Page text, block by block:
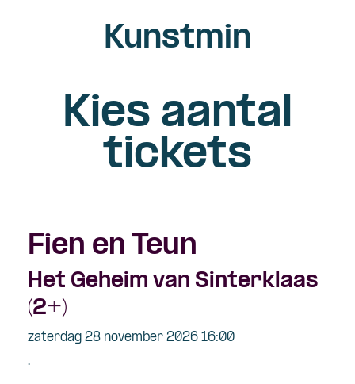
Kunstmin
Kies aantal
tickets
Fien en Teun
Het Geheim van Sinterklaas
(2+)
zaterdag 28 november 2026 16:00
.